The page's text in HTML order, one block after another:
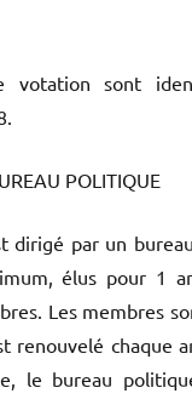
votation sont
POLITIQUE
dirigé par un
élus pour 1
Les membres
renouvelé chaque
le bureau